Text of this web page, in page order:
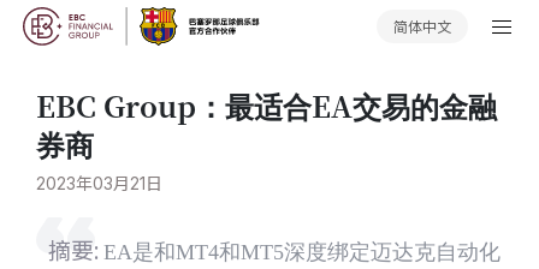
简体中文
EBC Group：最适合EA交易的金融
券商
2023年03月21日
摘要: EA是和MT4和MT5深度绑定迈达克自动化